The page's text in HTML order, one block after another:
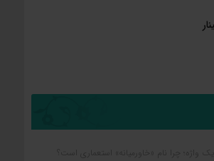
یک واژه؛ چرا نام «خاورمیانه» استعماری است؟